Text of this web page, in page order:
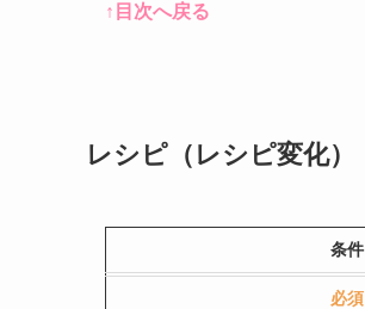
↑目次へ戻る
レシピ（レシピ変化）
条件
必須